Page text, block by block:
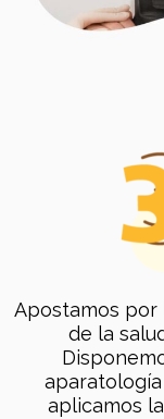
Apostamos por
de la
aplicamos